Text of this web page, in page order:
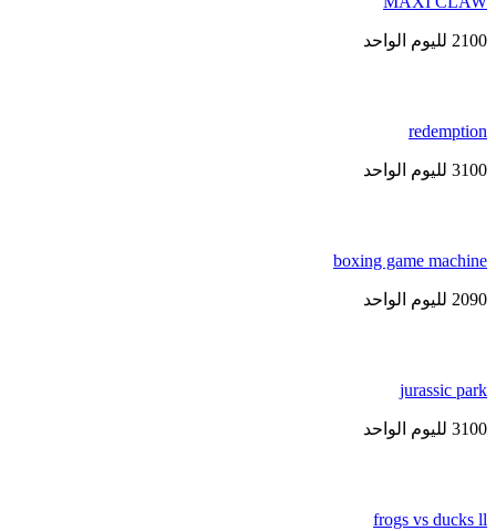
لليوم الواحد
لليوم الواحد
boxing game
لليوم الواحد
jurassic
لليوم الواحد
frogs vs ducks